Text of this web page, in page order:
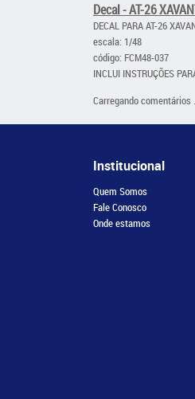
Decal - AT-26
DECAL PARA AT-26
escala: 1/48
código: FCM48-037
INCLUI INSTRUÇÕES
Carregando comentários
Institucional
Quem Somos
Fale Conosco
Onde estamos